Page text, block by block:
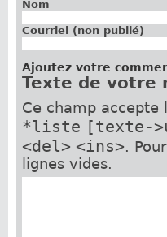
Nom
Courriel (non publié)
Ajoutez votre
Texte de votre
Ce champ accepte
*liste [texte-
<del> <ins>.
lignes vides.